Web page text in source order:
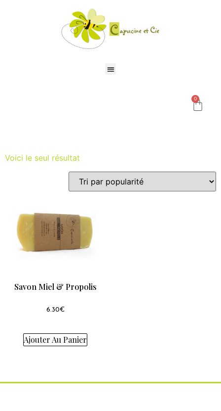
0
Voici le seul résultat
Savon Miel & Propolis
6.30€
Ajouter Au Panier